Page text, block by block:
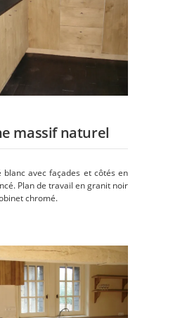
massif naturel
blanc avec façades et côtés en
Plan de travail en granit noir
chromé.